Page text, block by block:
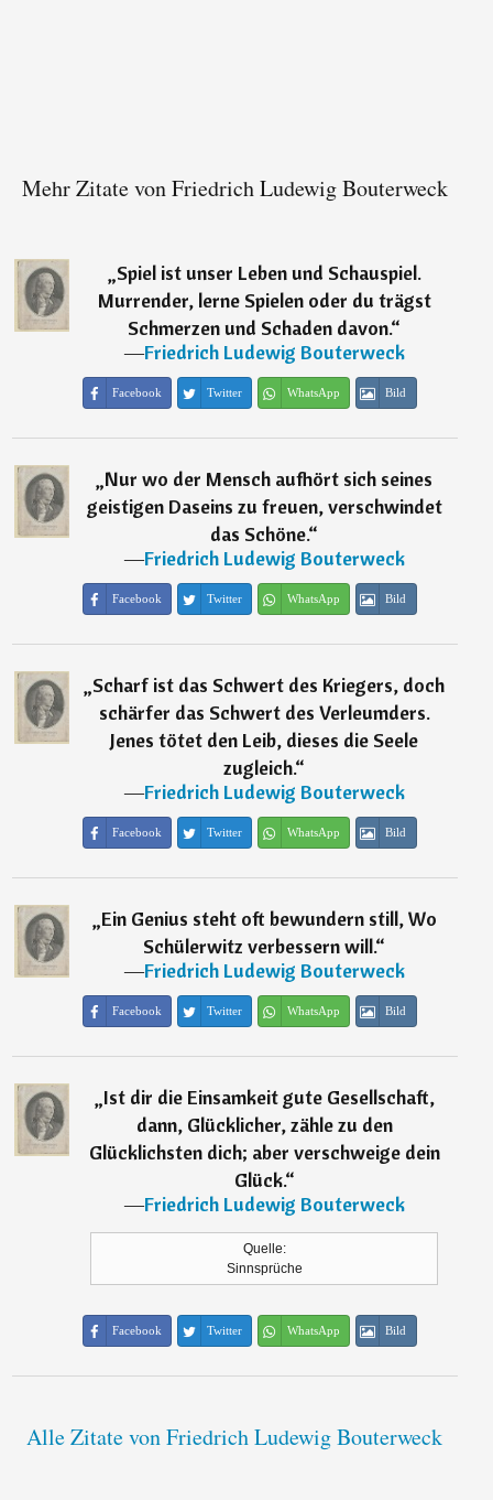
Mehr Zitate von Friedrich Ludewig Bouterweck
„Spiel ist unser Leben und Schauspiel.
Murrender, lerne Spielen oder du trägst
Schmerzen und Schaden davon.“
―Friedrich Ludewig Bouterweck
Facebook Twitter WhatsApp Bild
„Nur wo der Mensch aufhört sich seines
geistigen Daseins zu freuen, verschwindet
das Schöne.“
―Friedrich Ludewig Bouterweck
Facebook Twitter WhatsApp Bild
„Scharf ist das Schwert des Kriegers, doch
schärfer das Schwert des Verleumders.
Jenes tötet den Leib, dieses die Seele
zugleich.“
―Friedrich Ludewig Bouterweck
Facebook Twitter WhatsApp Bild
„Ein Genius steht oft bewundern still, Wo
Schülerwitz verbessern will.“
―Friedrich Ludewig Bouterweck
Facebook Twitter WhatsApp Bild
„Ist dir die Einsamkeit gute Gesellschaft,
dann, Glücklicher, zähle zu den
Glücklichsten dich; aber verschweige dein
Glück.“
―Friedrich Ludewig Bouterweck
Quelle:
Sinnsprüche
Facebook Twitter WhatsApp Bild
Alle Zitate von Friedrich Ludewig Bouterweck